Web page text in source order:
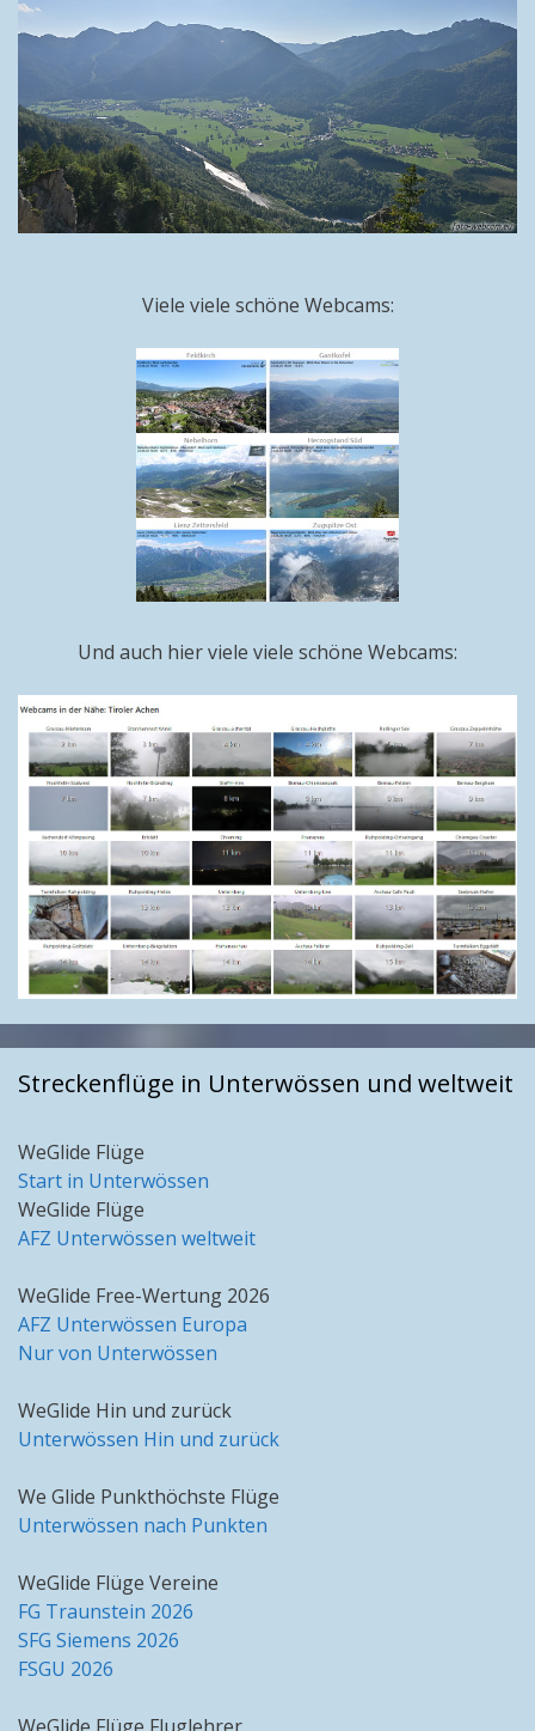
Viele viele schöne Webcams:
Und auch hier viele viele schöne Webcams:
Streckenflüge in Unterwössen und weltweit
WeGlide Flüge
Start in Unterwössen
WeGlide Flüge
AFZ Unterwössen weltweit
WeGlide Free-Wertung 2026
AFZ Unterwössen Europa
Nur von Unterwössen
WeGlide Hin und zurück
Unterwössen Hin und zurück
We Glide Punkthöchste Flüge
Unterwössen nach Punkten
WeGlide Flüge Vereine
FG Traunstein 2026
SFG Siemens 2026
FSGU 2026